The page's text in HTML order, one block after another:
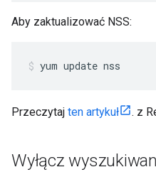
Aby zaktualizować NSS:
yum update nss
Przeczytaj ten artykuł . z
Wyłącz